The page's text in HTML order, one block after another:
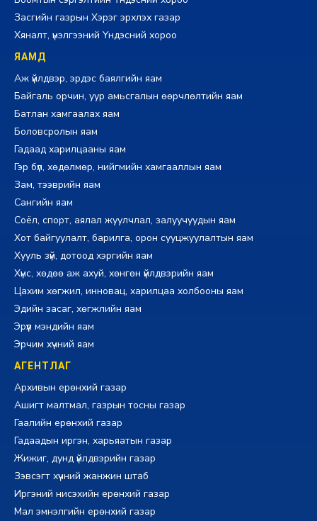
Засгийн газрын Хэрэг эрхлэх газар
Хяналт, үнэлгээний Үндэсний хороо
ЯАМД
Аж үйлдвэр, эрдэс баялгийн яам
Байгаль орчин, уур амьсгалын өөрчлөлтийн яам
Батлан хамгаалах яам
Боловсролын яам
Гадаад харилцааны яам
Гэр бүл, хөдөлмөр, нийгмийн хамгааллын яам
Зам, тээврийн яам
Сангийн яам
Соёл, спорт, аялал жуулчлал, залуучуудын яам
Хот байгуулалт, барилга, орон сууцжуулалтын яам
Хууль зүй, дотоод хэргийн яам
Хүнс, хөдөө аж ахуй, хөнгөн үйлдвэрийн яам
Цахим хөгжил, инновац, харилцаа холбооны яам
Эдийн засаг, хөгжлийн яам
Эрүүл мэндийн яам
Эрчим хүчний яам
АГЕНТЛАГ
Архивын ерөнхий газар
Ашигт малтмал, газрын тосны газар
Гаалийн ерөнхий газар
Гадаадын иргэн, харьяатын газар
Жижиг, дунд үйлдвэрийн газар
Зэвсэгт хүчний жанжин штаб
Иргэний нисэхийн ерөнхий газар
Мал эмнэлгийн ерөнхий газар